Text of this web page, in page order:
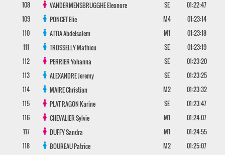
108
VANDERMENSBRUGGHEEleonore SE
01:22:47
109
PONCETElie M4
01:23:14
110
ATTIAAbdelsalem M1
01:23:18
111
TROSSELLYMathieu SE
01:23:19
112
PERRIERYohanna SE
01:23:20
113
ALEXANDREJeremy SE
01:23:25
114
MAIREChristian M2
01:23:32
115
PLAT RAGONKarine SE
01:23:47
116
CHEVALIERSylvie M1
01:24:07
117
DUFFYSandra M1
01:24:55
118
BOUREAUPatrice M2
01:25:07